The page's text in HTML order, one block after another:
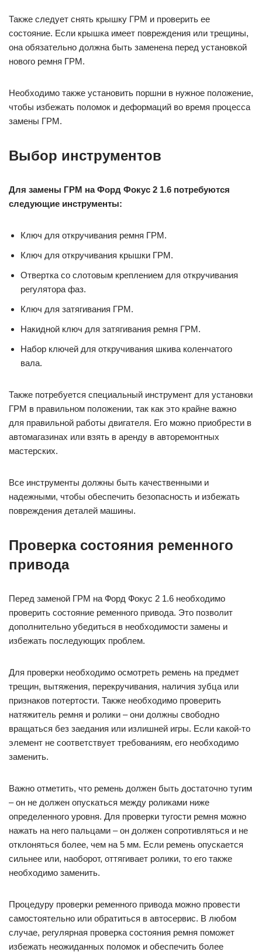
Также следует снять крышку ГРМ и проверить ее
состояние. Если крышка имеет повреждения или трещины,
она обязательно должна быть заменена перед установкой
нового ремня ГРМ.
Необходимо также установить поршни в нужное положение,
чтобы избежать поломок и деформаций во время процесса
замены ГРМ.
Выбор инструментов
Для замены ГРМ на Форд Фокус 2 1.6 потребуются
следующие инструменты:
Ключ для откручивания ремня ГРМ.
Ключ для откручивания крышки ГРМ.
Отвертка со слотовым креплением для откручивания
регулятора фаз.
Ключ для затягивания ГРМ.
Накидной ключ для затягивания ремня ГРМ.
Набор ключей для откручивания шкива коленчатого
вала.
Также потребуется специальный инструмент для установки
ГРМ в правильном положении, так как это крайне важно
для правильной работы двигателя. Его можно приобрести в
автомагазинах или взять в аренду в авторемонтных
мастерских.
Все инструменты должны быть качественными и
надежными, чтобы обеспечить безопасность и избежать
повреждения деталей машины.
Проверка состояния ременного
привода
Перед заменой ГРМ на Форд Фокус 2 1.6 необходимо
проверить состояние ременного привода. Это позволит
дополнительно убедиться в необходимости замены и
избежать последующих проблем.
Для проверки необходимо осмотреть ремень на предмет
трещин, вытяжения, перекручивания, наличия зубца или
признаков потертости. Также необходимо проверить
натяжитель ремня и ролики – они должны свободно
вращаться без заедания или излишней игры. Если какой-то
элемент не соответствует требованиям, его необходимо
заменить.
Важно отметить, что ремень должен быть достаточно тугим
– он не должен опускаться между роликами ниже
определенного уровня. Для проверки тугости ремня можно
нажать на него пальцами – он должен сопротивляться и не
отклоняться более, чем на 5 мм. Если ремень опускается
сильнее или, наоборот, оттягивает ролики, то его также
необходимо заменить.
Процедуру проверки ременного привода можно провести
самостоятельно или обратиться в автосервис. В любом
случае, регулярная проверка состояния ремня поможет
избежать неожиданных поломок и обеспечить более